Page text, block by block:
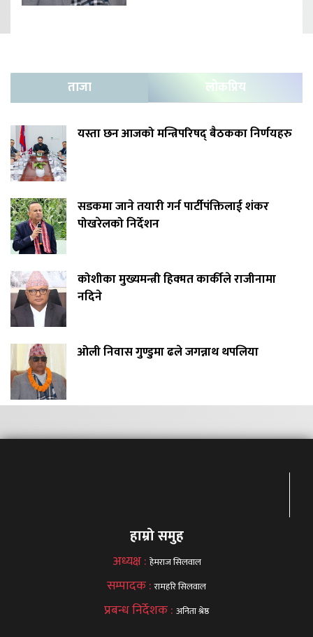
ताजा लोकप्रिय
यस्ता छन आजको मन्त्रिपरिषद् बैठकका निर्णयहरु
सडकमा जाने तयारी गर्न पार्टीपंक्तिलाई शंकर
पोखरेलको निर्देशन
कोशीका मुख्यमन्त्री हिक्मत कार्कीले राजीनामा
नदिने
ओली निवास गुण्डुमा ढले जगन्नाथ थपलिया
हाम्रो समुह
अध्यक्ष : हेमराज सिलवाल
सम्पादक :रामहरि सिलवाल
प्रबन्ध निर्देशक : अनिता श्रेष्ठ